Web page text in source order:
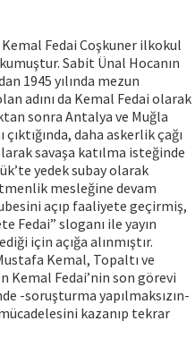
Kemal Fedai Coşkuner ilkokul
Sabit Ünal Hocanın
1945 yılında mezun
adını da Kemal Fedai olarak
sonra Antalya ve Muğla
daha askerlik çağı
savaşa katılma isteğinde
yedek subay olarak
mesleğine devam
açıp faaliyete geçirmiş,
Fedai” sloganı ile yayın
için açığa alınmıştır.
Kemal, Topaltı ve
Kemal Fedai’nin son görevi
-soruşturma yapılmaksızın-
kazanıp tekrar